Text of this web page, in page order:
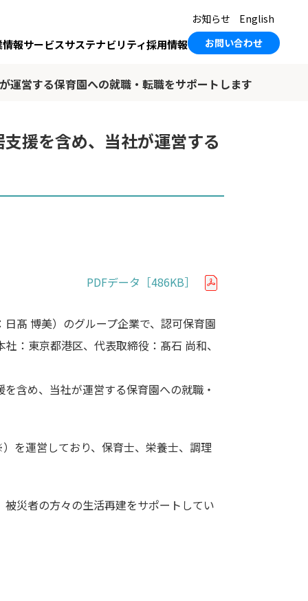
報サービスサステナビリティ採用情報
お知らせ
English
お問い合わせ
運営する保育園への就職・転職をサポートします
援を含め、当社が運営する
PDFデータ［486KB］
髙 博美）のグループ企業で、認可保育園
：東京都港区、代表取締役：髙石 尚和、
含め、当社が運営する保育園への就職・
を運営しており、保育士、栄養士、調理
災者の方々の生活再建をサポートしてい